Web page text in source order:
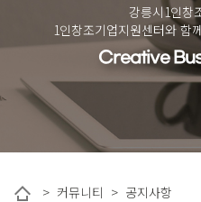
강릉시1인창
1인창조기업지원센터와 함
Creative
> 커뮤니티 > 공지사항
작성자
댓글
조회
작성일